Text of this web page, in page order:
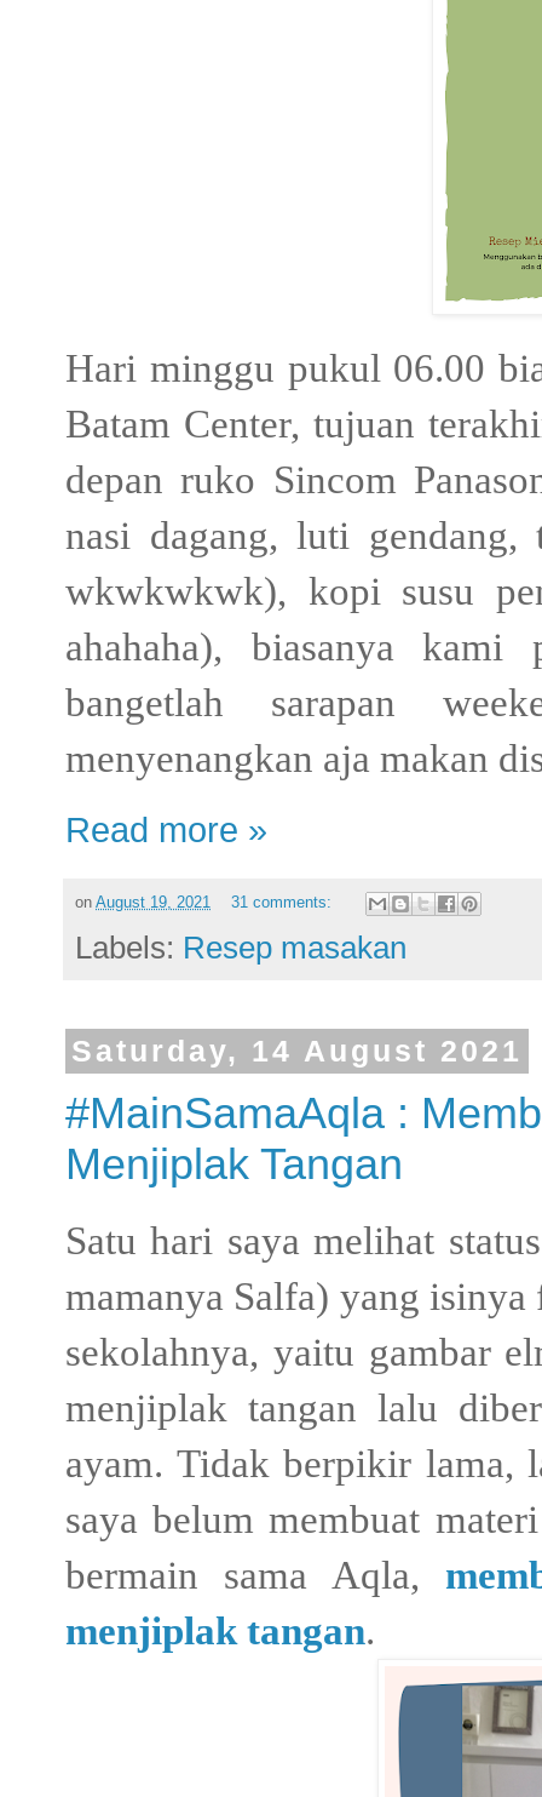
Hari minggu pukul 06.00
Batam Center, tujuan
depan ruko Sincom
nasi dagang, luti gendang,
wkwkwkwk), kopi susu
ahahaha), biasanya
bangetlah sarapan
menyenangkan aja makan
Read more »
on August 19, 2021 31 comments:
Labels: Resep masakan
Saturday, 14 August 2021
#MainSamaAqla :
Menjiplak Tangan
Satu hari saya melihat
mamanya Salfa) yang
sekolahnya, yaitu gambar
menjiplak tangan lalu
ayam. Tidak berpikir lama,
saya belum membuat
bermain sama Aqla,
menjiplak tangan.